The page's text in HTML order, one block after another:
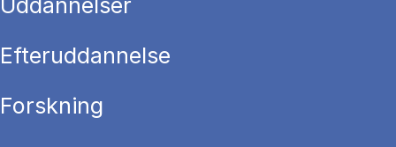
Uddannelser
Efteruddannelse
Forskning